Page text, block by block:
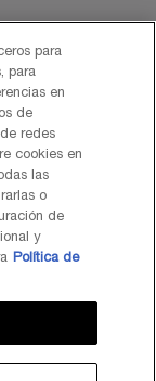
para
para
en
de
redes
cookies en
las
o
de
y
Política de